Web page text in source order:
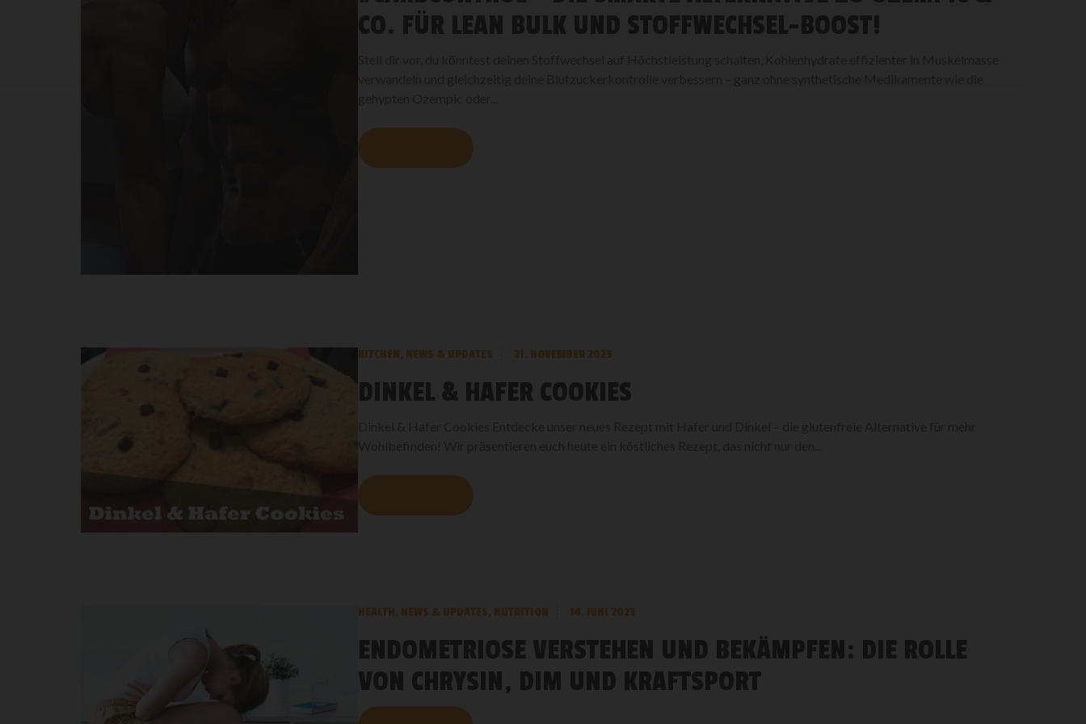
CO. FÜR LEAN BULK UND STOFFWECHSEL-BOOST!
KITCHEN, NEWS & UPDATES 21. NOVEMBER 2023
DINKEL & HAFER COOKIES
HEALTH, NEWS & UPDATES, NUTRITION 14. JUNI 2023
ENDOMETRIOSE VERSTEHEN UND BEKÄMPFEN: DIE ROLLE
VON CHRYSIN, DIM UND KRAFTSPORT